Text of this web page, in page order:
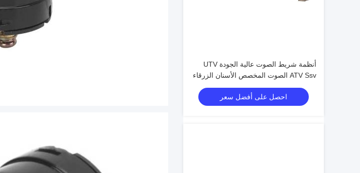
أنظمة شريط الصوت عالية الجودة UTV
ATV Ssv الصوت المخصص الأسنان الزرقاء
4 مكبرات الصوت التحكم عن بعد IP66
عازل المياه USBاحصل على أفضل سعر